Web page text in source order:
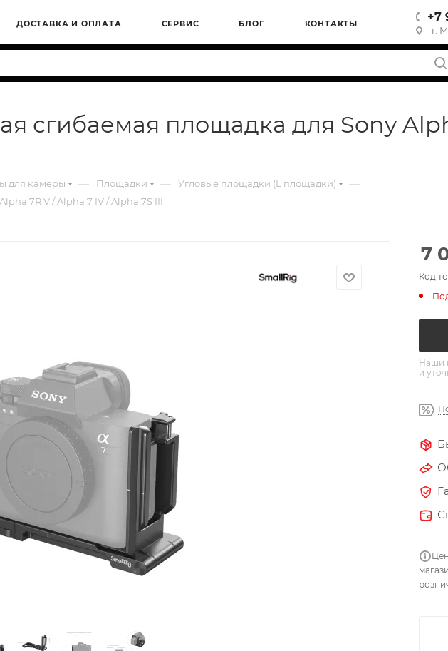
ДОСТАВКА И ОПЛАТА СЕРВИС БЛОГ КОНТАКТЫ
+7
г.
сгибаемая площадка для Sony
для камеры — Площадки — Угловые площадки (L площадки) —
7R V / Alpha 7 IV / Alpha 7S III
7
Код
Наши
и